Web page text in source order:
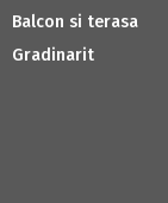
Balcon si terasa
Gradinarit